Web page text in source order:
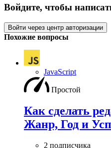
Войдите, чтобы
Войти через центр авторизации
Похожие вопросы
JavaScript
Простой
Как сделать
Жанр, Год и
2 подписчика